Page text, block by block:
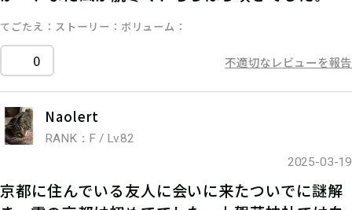
てごたえ ストーリー ボリューム
0 不適切なレビューを報告
Naolert
RANK：F / Lv.82
2025-03-19
京都に住んでいる友人に会いに来たついでに謎解